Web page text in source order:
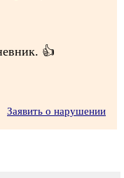
👍
Заявить о нарушении